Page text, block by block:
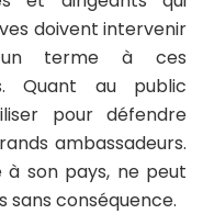
doivent intervenir
un terme à ces
Quant au public
pour défendre
ambassadeurs.
à son pays, ne peut
sans conséquence.